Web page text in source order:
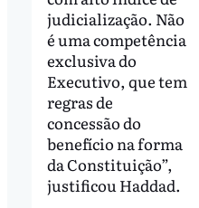
judicialização. Não
é uma competência
exclusiva do
Executivo, que tem
regras de
concessão do
benefício na forma
da Constituição”,
justificou Haddad.